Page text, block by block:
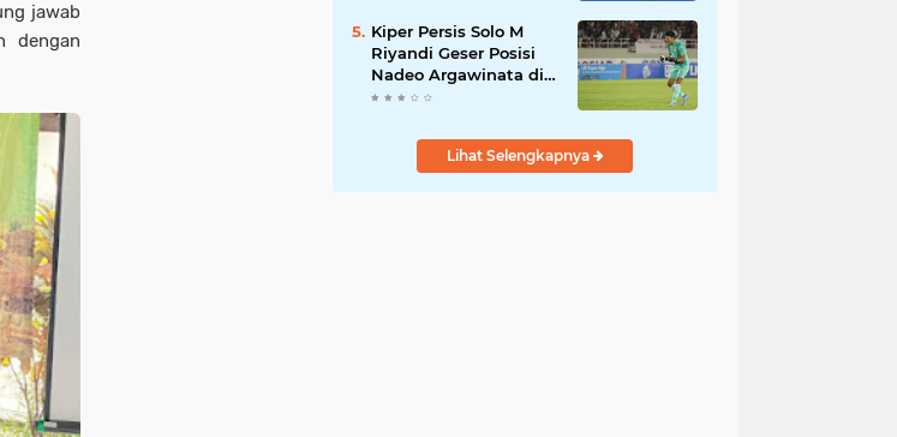
jawab
dengan
Tinggi dalam
Pemberdayaan
Masyarakat
Kiper Persis Solo M
Riyandi Geser Posisi
Nadeo Argawinata di
Sektor Penjaga
Indonesia
Lihat Selengkapnya